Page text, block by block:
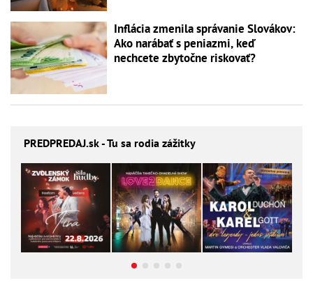
Inflácia zmenila správanie Slovákov:
Ako narábať s peniazmi, keď
nechcete zbytočne riskovať?
PREDPREDAJ.sk - Tu sa rodia zážitky